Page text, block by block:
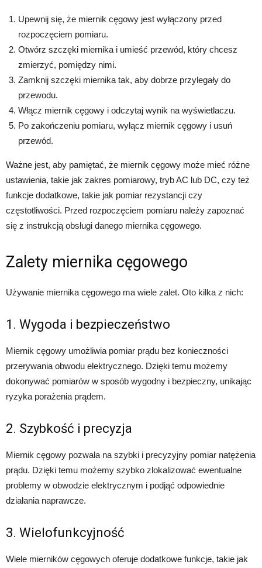
Upewnij się, że miernik cęgowy jest wyłączony przed
rozpoczęciem pomiaru.
Otwórz szczęki miernika i umieść przewód, który chcesz
zmierzyć, pomiędzy nimi.
Zamknij szczęki miernika tak, aby dobrze przylegały do
przewodu.
Włącz miernik cęgowy i odczytaj wynik na wyświetlaczu.
Po zakończeniu pomiaru, wyłącz miernik cęgowy i usuń
przewód.
Ważne jest, aby pamiętać, że miernik cęgowy może mieć różne
ustawienia, takie jak zakres pomiarowy, tryb AC lub DC, czy też
funkcje dodatkowe, takie jak pomiar rezystancji czy
częstotliwości. Przed rozpoczęciem pomiaru należy zapoznać
się z instrukcją obsługi danego miernika cęgowego.
Zalety miernika cęgowego
Używanie miernika cęgowego ma wiele zalet. Oto kilka z nich:
1. Wygoda i bezpieczeństwo
Miernik cęgowy umożliwia pomiar prądu bez konieczności
przerywania obwodu elektrycznego. Dzięki temu możemy
dokonywać pomiarów w sposób wygodny i bezpieczny, unikając
ryzyka porażenia prądem.
2. Szybkość i precyzja
Miernik cęgowy pozwala na szybki i precyzyjny pomiar natężenia
prądu. Dzięki temu możemy szybko zlokalizować ewentualne
problemy w obwodzie elektrycznym i podjąć odpowiednie
działania naprawcze.
3. Wielofunkcyjność
Wiele mierników cęgowych oferuje dodatkowe funkcje, takie jak